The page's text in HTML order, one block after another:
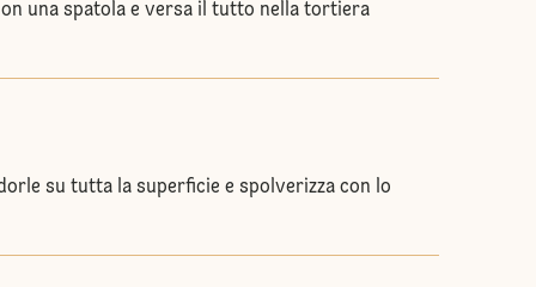
una spatola e versa il tutto nella tortiera
su tutta la superficie e spolverizza con lo